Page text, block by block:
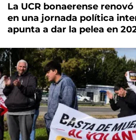
La UCR bonaerense
en una jornada política
apunta a dar la pelea en